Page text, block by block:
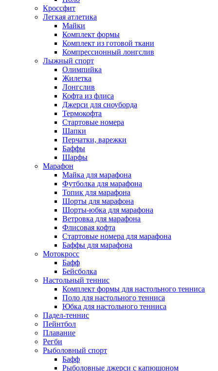
Кроссфит
Легкая атлетика
Майки
Комплект формы
Комплект из готовой ткани
Компрессионный лонгслив
Лыжный спорт
Олимпийка
Жилетка
Лонгслив
Кофта из флиса
Джерси для сноуборда
Термокофта
Стартовые номера
Шапки
Перчатки, варежки
Баффы
Шарфы
Марафон
Майка для марафона
Футболка для марафона
Топик для марафона
Шорты для марафона
Шорты-юбка для марафона
Ветровка для марафона
Флисовая кофта
Стартовые номера для марафона
Баффы для марафона
Мотокросс
Бафф
Бейсболка
Настольный теннис
Комплект формы для настольного тенниса
Поло для настольного тенниса
Юбка для настольного тенниса
Падел-теннис
Пейнтбол
Плавание
Регби
Рыболовный спорт
Бафф
Рыболовные джерси с капюшоном